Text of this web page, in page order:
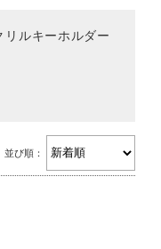
ルキーホルダー
並び順：